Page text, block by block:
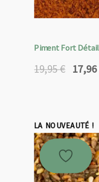
Piment Fort Détail
19,95€
Le
19,95 €.
17,96
Le
17,96 €.
LA NOUVEAUTÉ !